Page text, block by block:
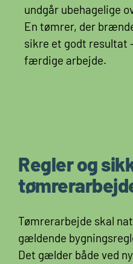
undgår ubehagelige
En tømrer, der
sikre et godt resultat
færdige arbejde.
Regler og
Tømrerarbejde skal
gældende
Det gælder både ved